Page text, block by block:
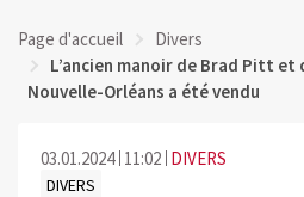
Page d'accueil
Divers
L’ancien manoir de Brad Pitt et
Nouvelle-Orléans a été vendu
03.01.2024 11:02 DIVERS
DIVERS